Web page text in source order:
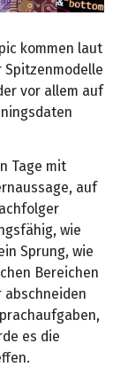
kommen laut
vor allem auf
Tage mit
auf
wie
Sprung, wie
Bereichen
es die